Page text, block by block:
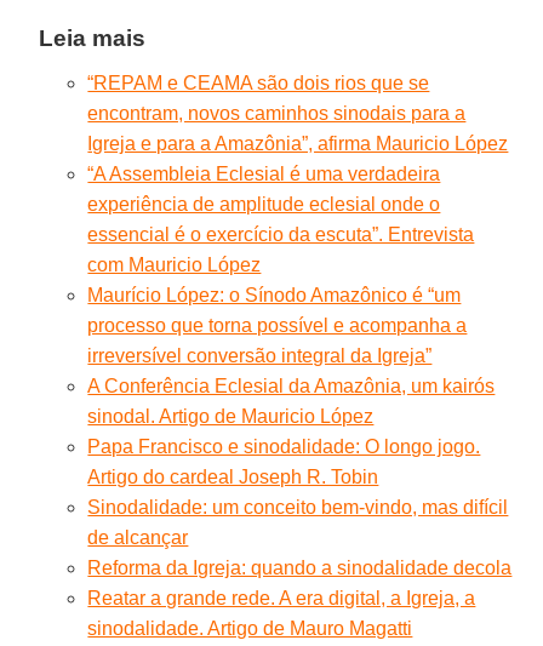
Leia mais
“REPAM e CEAMA são dois rios que se
encontram, novos caminhos sinodais para a
Igreja e para a Amazônia”, afirma Mauricio López
“A Assembleia Eclesial é uma verdadeira
experiência de amplitude eclesial onde o
essencial é o exercício da escuta”. Entrevista
com Mauricio López
Maurício López: o Sínodo Amazônico é “um
processo que torna possível e acompanha a
irreversível conversão integral da Igreja”
A Conferência Eclesial da Amazônia, um kairós
sinodal. Artigo de Mauricio López
Papa Francisco e sinodalidade: O longo jogo.
Artigo do cardeal Joseph R. Tobin
Sinodalidade: um conceito bem-vindo, mas difícil
de alcançar
Reforma da Igreja: quando a sinodalidade decola
Reatar a grande rede. A era digital, a Igreja, a
sinodalidade. Artigo de Mauro Magatti